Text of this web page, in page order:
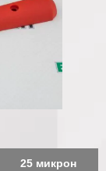
25 микрон